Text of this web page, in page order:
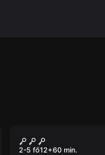
113-as garzon
2-5 fő12+60 min.